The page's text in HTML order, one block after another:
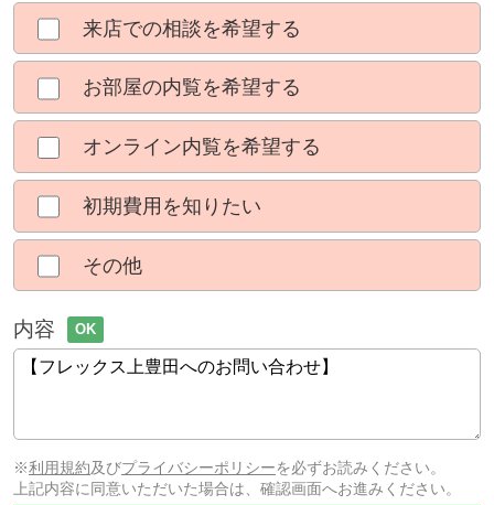
来店での相談を希望する
お部屋の内覧を希望する
オンライン内覧を希望する
初期費用を知りたい
その他
内容 OK
※利用規約及びプライバシーポリシーを必ずお読みください。
上記内容に同意いただいた場合は、確認画面へお進みください。